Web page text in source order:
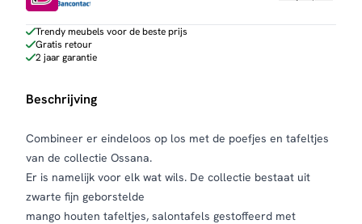
Trendy meubels voor de beste prijs
Gratis retour
2 jaar garantie
Beschrijving
Combineer er eindeloos op los met de poefjes en tafeltjes
van de collectie Ossana.
Er is namelijk voor elk wat wils. De collectie bestaat uit
zwarte fijn geborstelde
mango houten tafeltjes, salontafels gestoffeerd met